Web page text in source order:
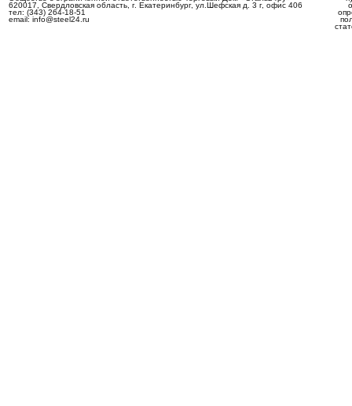
620017, Свердловская область, г. Екатеринбург, ул.Шефская д. 3 г, офис 406
тел: (343) 264-18-51
email: info@steel24.ru